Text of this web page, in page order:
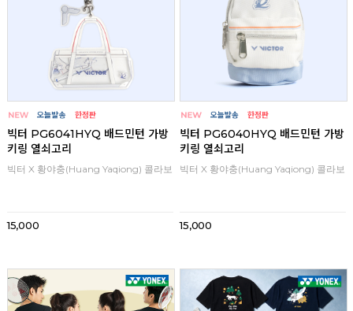
빅터 PG6041HYQ 배드민턴 가방
키링 열쇠고리
빅터 X 황야충(Huang Yaqiong) 콜라보
15,000
빅터 PG6040HYQ 배드민턴 가방
키링 열쇠고리
빅터 X 황야충(Huang Yaqiong) 콜라보
15,000